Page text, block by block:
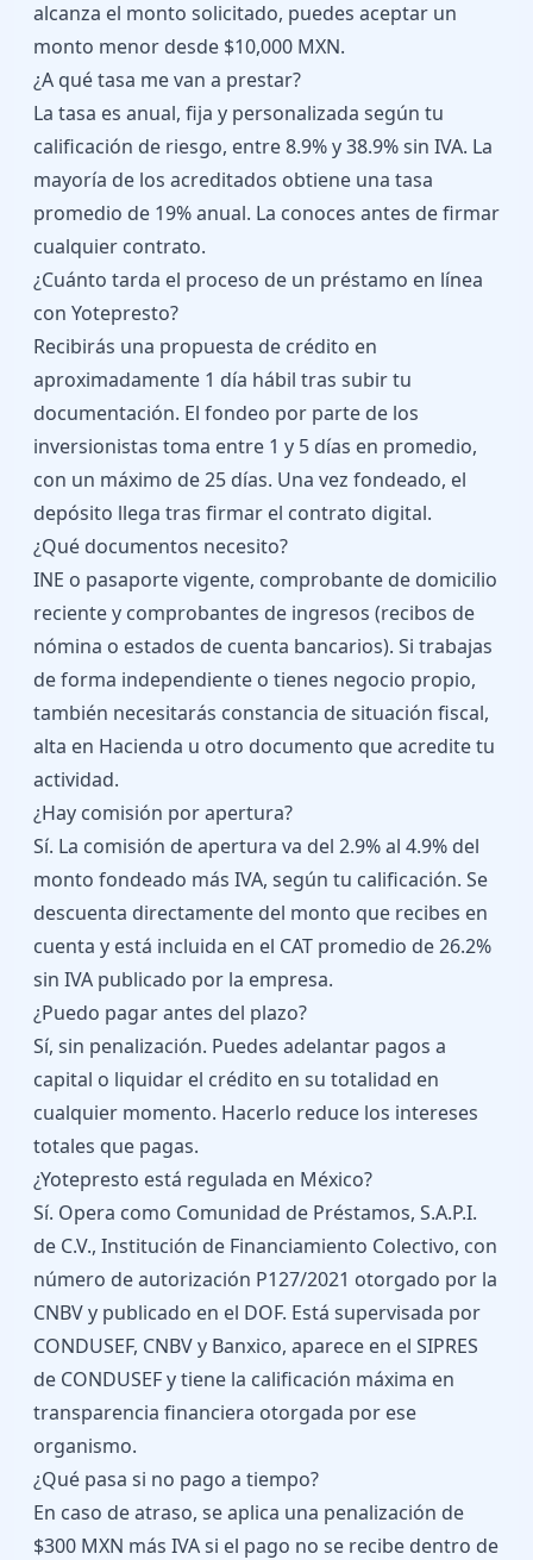
alcanza el monto solicitado, puedes aceptar un
monto menor desde $10,000 MXN.
¿A qué tasa me van a prestar?
La tasa es anual, fija y personalizada según tu
calificación de riesgo, entre 8.9% y 38.9% sin IVA. La
mayoría de los acreditados obtiene una tasa
promedio de 19% anual. La conoces antes de firmar
cualquier contrato.
¿Cuánto tarda el proceso de un préstamo en línea
con Yotepresto?
Recibirás una propuesta de crédito en
aproximadamente 1 día hábil tras subir tu
documentación. El fondeo por parte de los
inversionistas toma entre 1 y 5 días en promedio,
con un máximo de 25 días. Una vez fondeado, el
depósito llega tras firmar el contrato digital.
¿Qué documentos necesito?
INE o pasaporte vigente, comprobante de domicilio
reciente y comprobantes de ingresos (recibos de
nómina o estados de cuenta bancarios). Si trabajas
de forma independiente o tienes negocio propio,
también necesitarás constancia de situación fiscal,
alta en Hacienda u otro documento que acredite tu
actividad.
¿Hay comisión por apertura?
Sí. La comisión de apertura va del 2.9% al 4.9% del
monto fondeado más IVA, según tu calificación. Se
descuenta directamente del monto que recibes en
cuenta y está incluida en el CAT promedio de 26.2%
sin IVA publicado por la empresa.
¿Puedo pagar antes del plazo?
Sí, sin penalización. Puedes adelantar pagos a
capital o liquidar el crédito en su totalidad en
cualquier momento. Hacerlo reduce los intereses
totales que pagas.
¿Yotepresto está regulada en México?
Sí. Opera como Comunidad de Préstamos, S.A.P.I.
de C.V., Institución de Financiamiento Colectivo, con
número de autorización P127/2021 otorgado por la
CNBV y publicado en el DOF. Está supervisada por
CONDUSEF, CNBV y Banxico, aparece en el SIPRES
de CONDUSEF y tiene la calificación máxima en
transparencia financiera otorgada por ese
organismo.
¿Qué pasa si no pago a tiempo?
En caso de atraso, se aplica una penalización de
$300 MXN más IVA si el pago no se recibe dentro de